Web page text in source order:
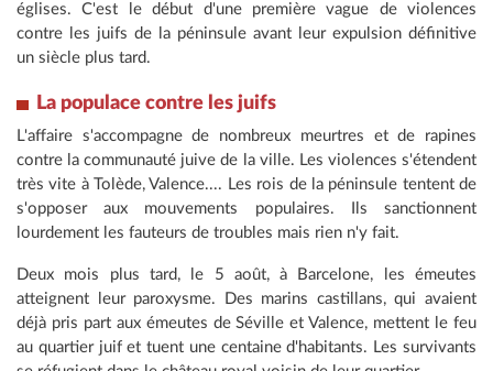
églises. C'est le début d'une première vague de violences
contre les juifs de la péninsule avant leur expulsion définitive
un siècle plus tard.
La populace contre les juifs
L'affaire s'accompagne de nombreux meurtres et de rapines
contre la communauté juive de la ville. Les violences s'étendent
très vite à Tolède, Valence.... Les rois de la péninsule tentent de
s'opposer aux mouvements populaires. Ils sanctionnent
lourdement les fauteurs de troubles mais rien n'y fait.
Deux mois plus tard, le 5 août, à Barcelone, les émeutes
atteignent leur paroxysme. Des marins castillans, qui avaient
déjà pris part aux émeutes de Séville et Valence, mettent le feu
au quartier juif et tuent une centaine d'habitants. Les survivants